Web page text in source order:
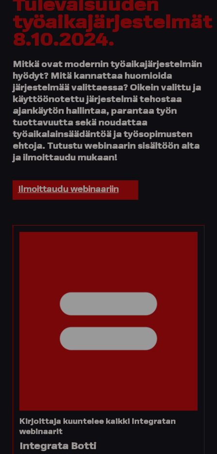
Tulevaisuuden
työaikajärjestelmät
8.10.2024.
Mitkä ovat modernin työaikajärjestelmän
hyödyt? Mitä kannattaa huomioida
järjestelmää valittaessa? Oikein valittu ja
käyttöönotettu järjestelmä tehostaa
ajankäytön hallintaa, parantaa työn
tuottavuutta sekä noudattaa
työaikalainsäädäntöä ja työsopimusten
ehtoja. Tutustu webinaarin sisältöön alta
ja ilmoittaudu mukaan!
Ilmoittaudu webinaariin
Kirjoittaja kuuntelee kaikki Integratan
webinaarit
Integrata Botti